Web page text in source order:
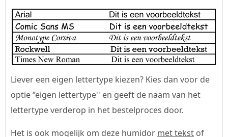
Liever een eigen lettertype kiezen? Kies dan voor de
optie ‘’eigen lettertype'' en geeft de naam van het
lettertype verderop in het bestelproces door.
Het is ook mogelijk om deze humidor met tekst of